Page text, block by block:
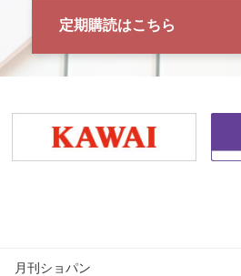
定期購読はこちら
月刊ショパン